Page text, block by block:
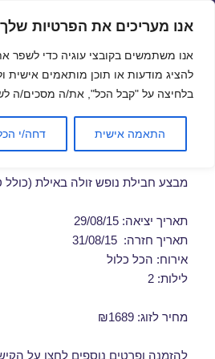
אנו מעריכים את הפרטיות שלך
אנו משתמשים בקובצי עוגיה כדי לשפר
להציג מודעות או תוכן מותאמים אישית
בלחיצה על "קבל הכל", את/ה מסכים/ה
התאמה אישית דחה/י
דילים לאילת הכל
29/08/2015
מבצע חבילת נופש זולה באילת (כולל
תאריך יציאה: 29/08/15
תאריך חזרה: 31/08/15
אירוח: הכל כלול
לילות: 2
מחיר לזוג: ₪1689
להזמנה ופרטים נוספים לחצו על